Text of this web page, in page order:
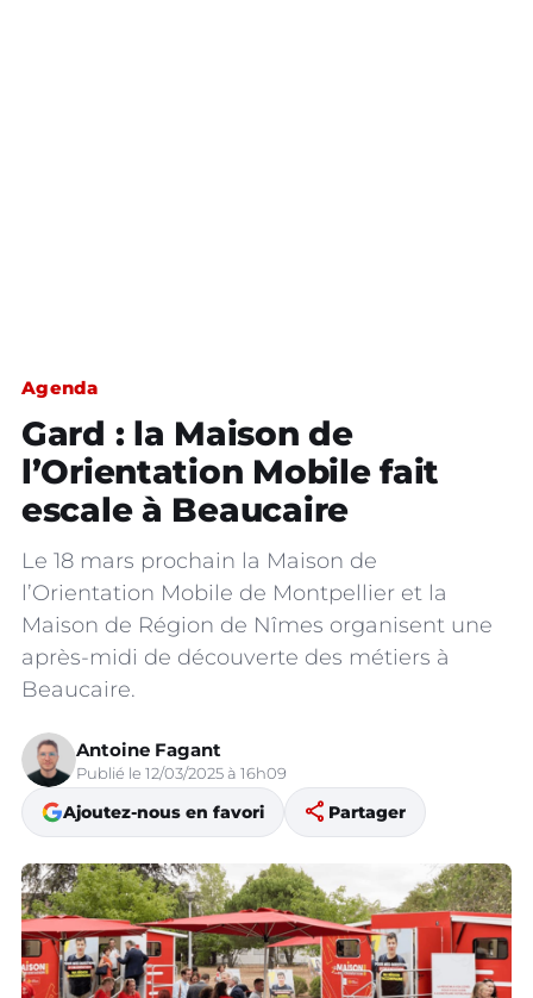
Agenda
Gard : la Maison de
l’Orientation Mobile fait
escale à Beaucaire
Le 18 mars prochain la Maison de
l’Orientation Mobile de Montpellier et la
Maison de Région de Nîmes organisent une
après-midi de découverte des métiers à
Beaucaire.
Antoine Fagant
Publié le 12/03/2025 à 16h09
Ajoutez-nous en favori share Partager